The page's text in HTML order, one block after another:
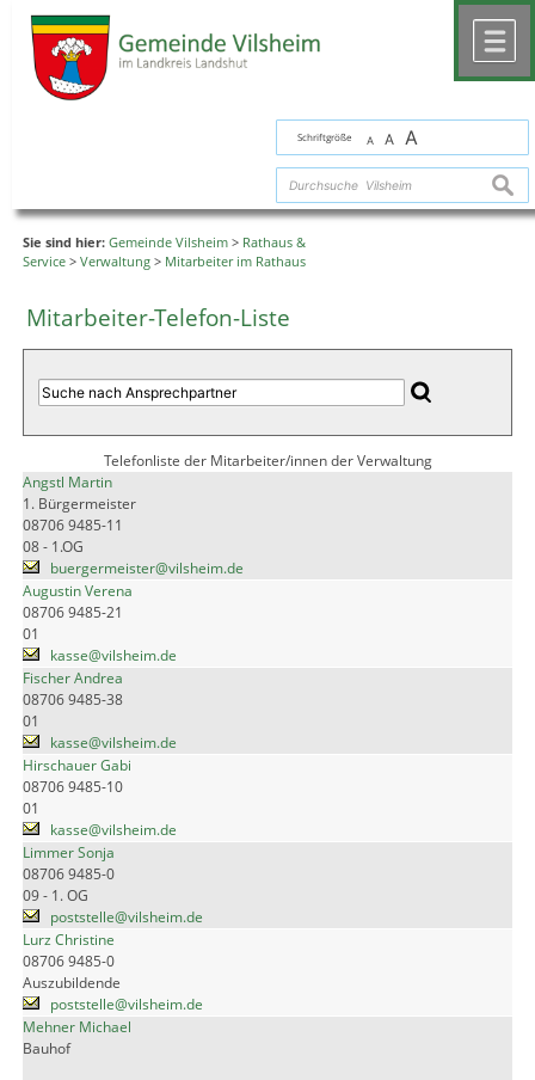
Schriftgröße A A A
Sie sind hier: Gemeinde Vilsheim > Rathaus &
Service > Verwaltung > Mitarbeiter im Rathaus
Mitarbeiter-Telefon-Liste
Telefonliste der Mitarbeiter/innen der Verwaltung
Angstl Martin
1. Bürgermeister
08706 9485-11
08 - 1.OG
buergermeister@vilsheim.de
Augustin Verena
08706 9485-21
01
kasse@vilsheim.de
Fischer Andrea
08706 9485-38
01
kasse@vilsheim.de
Hirschauer Gabi
08706 9485-10
01
kasse@vilsheim.de
Limmer Sonja
08706 9485-0
09 - 1. OG
poststelle@vilsheim.de
Lurz Christine
08706 9485-0
Auszubildende
poststelle@vilsheim.de
Mehner Michael
Bauhof